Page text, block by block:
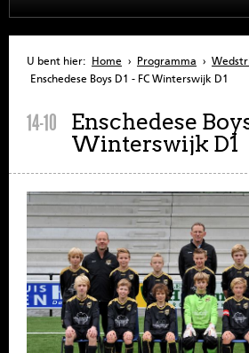
OVER FCW
INFORMATIE
SENIOREN
SPONSOREN
CONTACT
MENU
U bent hier: Home › Programma ›
Enschedese Boys D1 - FC Winterswijk D1
14-10 Enschedese
Winterswijk D1